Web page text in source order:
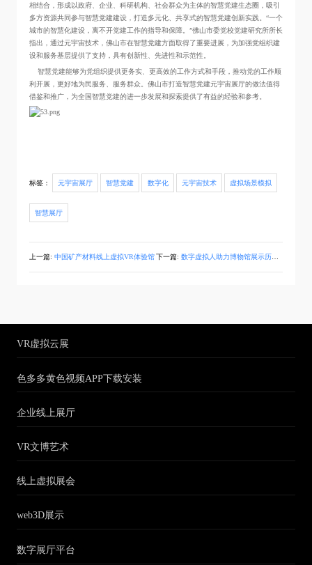
相结合，形成以政府、企业、科研机构、社会群众为主体的智慧党建生态圈，吸引
多方资源共同参与智慧党建建设，打造多元化、共享式的智慧党建创新实践。“一个
城市的智慧化建设，离不开党建工作的指导和保障。”佛山市委党校党建研究所所长
指出，通过元宇宙技术，佛山市在智慧党建方面取得了重要进展，为加强党组织建
设和服务基层提供了支持，具有创新性、先进性和示范性。
智慧党建能够为党组织提供更务实、更高效的工作方式和手段，推动党的工作顺
利开展，更好地为民服务、服务群众。佛山市打造智慧党建元宇宙展厅的做法值得
借鉴和推广，为全国智慧党建的进一步发展和探索提供了有益的经验和参考。
标签： 元宇宙展厅 智慧党建 数字化 元宇宙技术 虚拟场景模拟
智慧展厅
上一篇: 中国矿产材料线上虚拟VR体验馆 下一篇: 数字虚拟人助力博物馆展示历史文化
VR虚拟云展
色多多黄色视频APP下载安装
企业线上展厅
VR文博艺术
线上虚拟展会
web3D展示
数字展厅平台